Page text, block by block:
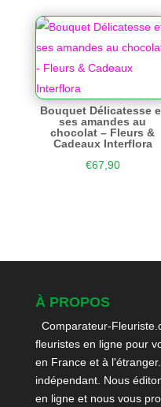
Bouquet Délicatesse
ses amandes au
chocolat – Fleurs &
Cadeaux Interflora
€67,90
À PROPOS
Comparateur-
fleuristes en ligne pour
en France et à
indépendant. Nous
en ligne et nous vous